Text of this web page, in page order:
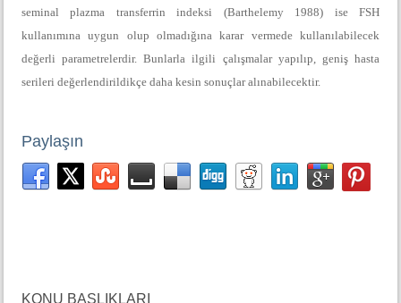
seminal plazma transferrin indeksi (Barthelemy 1988) ise FSH
kullanımına uygun olup olmadığına karar vermede kullanılabilecek
değerli parametrelerdir. Bunlarla ilgili çalışmalar yapılıp, geniş hasta
serileri değerlendirildikçe daha kesin sonuçlar alınabilecektir.
Paylaşın
KONU BAŞLIKLARI